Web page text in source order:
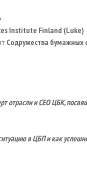
Institute Finland (Luke)
Содружества бумажных
отрасли иCEOЦБК,
в ЦБП и как